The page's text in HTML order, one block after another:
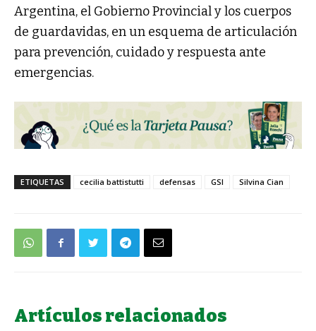
Argentina, el Gobierno Provincial y los cuerpos
de guardavidas, en un esquema de articulación
para prevención, cuidado y respuesta ante
emergencias.
ETIQUETAS cecilia battistutti defensas GSI Silvina Cian
Artículos relacionados